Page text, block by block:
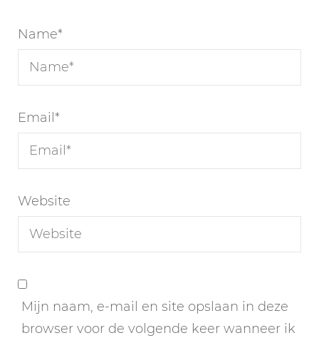
Name*
Email*
Website
Mijn naam, e-mail en site opslaan in deze
browser voor de volgende keer wanneer ik